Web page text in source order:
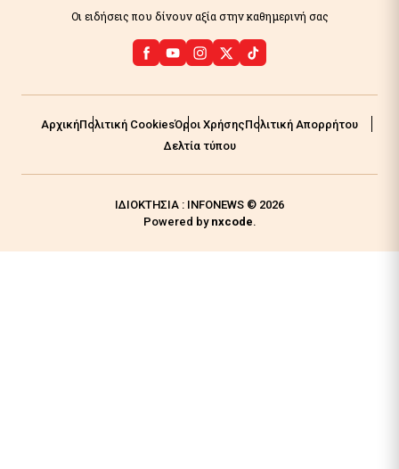
Οι ειδήσεις που δίνουν αξία στην καθημερινή σας
ΑρχικήΠολιτική CookiesΌροι ΧρήσηςΠολιτική Απορρήτου
Δελτία τύπου
ΙΔΙΟΚΤΗΣΙΑ : INFONEWS © 2026
Powered by nxcode.